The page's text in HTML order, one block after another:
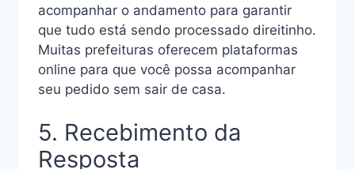
acompanhar o andamento para garantir
que tudo está sendo processado direitinho.
Muitas prefeituras oferecem plataformas
online para que você possa acompanhar
seu pedido sem sair de casa.
5. Recebimento da
Resposta